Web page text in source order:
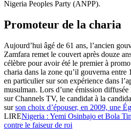
Nigeria Peoples Party (ANPP).
Promoteur de la charia
Aujourd’hui âgé de 61 ans, l’ancien
Zamfara remet le couvert après douze
célèbre pour avoir été le premier à
charia dans la zone qu’il gouverna
en particulier sur son expérience dans
musulman. Lors d’une émission diffusée
sur Channels TV, le candidat à la
surson choix d’épouser, en 2009, une
LIRENigeria : Yemi Osinbajo et Bola
contre le faiseur de roi